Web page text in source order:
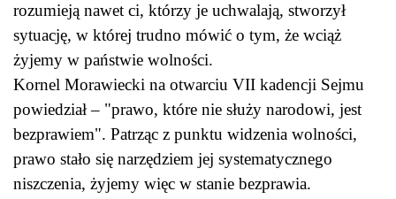
rozumieją nawet ci, którzy je uchwalają, stworzył
sytuację, w której trudno mówić o tym, że wciąż
żyjemy w państwie wolności.
Kornel Morawiecki na otwarciu VII kadencji Sejmu
powiedział – "prawo, które nie służy narodowi, jest
bezprawiem". Patrząc z punktu widzenia wolności,
prawo stało się narzędziem jej systematycznego
niszczenia, żyjemy więc w stanie bezprawia.